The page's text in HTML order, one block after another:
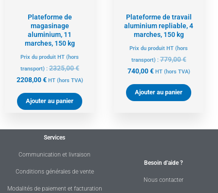
Plateforme de
magasinage
aluminium, 11
marches, 150 kg
Prix du produit HT (hors
transport) :2325,00€
2208,00€ HT (hors TVA)
Ajouter au panier
Plateforme de travail
aluminium repliable, 4
marches, 150 kg
Prix du produit HT (hors
transport) :779,00€
740,00€ HT (hors TVA)
Ajouter au panier
Services
Communication et livraison
Conditions générales de vente
Modalités de paiement et facturation
Besoin d'aide ?
Nous contacter